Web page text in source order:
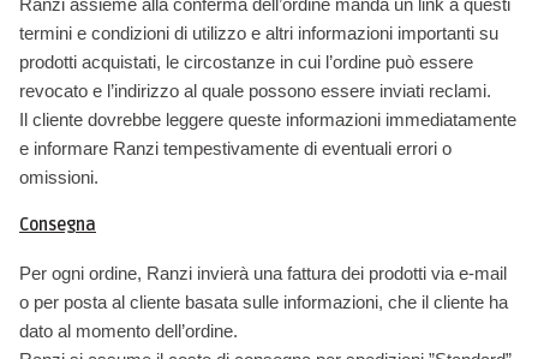
Ranzi assieme alla conferma dell’ordine manda un link a questi
termini e condizioni di utilizzo e altri informazioni importanti su
prodotti acquistati, le circostanze in cui l’ordine può essere
revocato e l’indirizzo al quale possono essere inviati reclami.
Il cliente dovrebbe leggere queste informazioni immediatamente
e informare Ranzi tempestivamente di eventuali errori o
omissioni.
Consegna
Per ogni ordine, Ranzi invierà una fattura dei prodotti via e-mail
o per posta al cliente basata sulle informazioni, che il cliente ha
dato al momento dell’ordine.